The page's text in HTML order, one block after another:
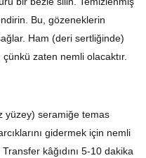
Bu, gözeneklerin
Ham (deri sertliğinde)
zaten nemli olacaktır.
yüzey) seramiğe temas
gidermek için nemli
kâğıdını 5-10 dakika